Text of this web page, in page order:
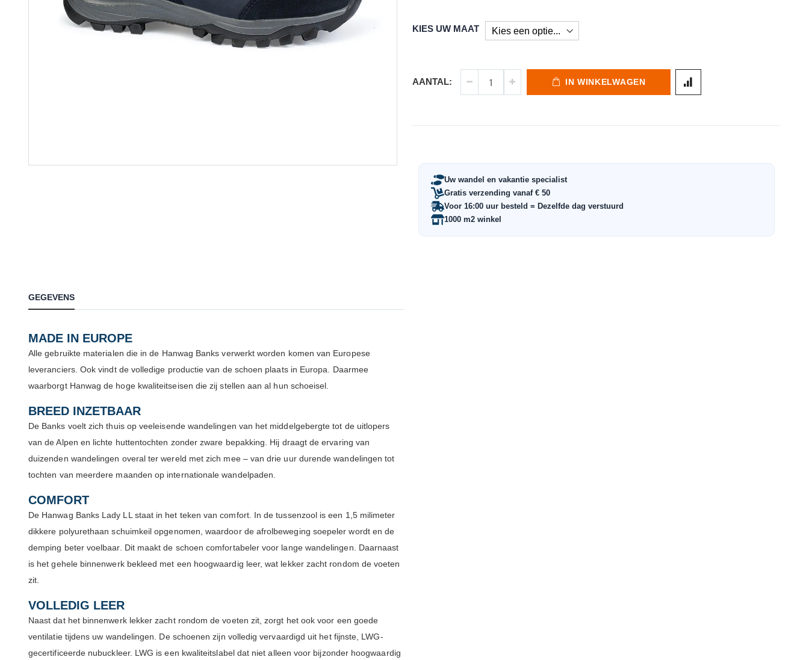
KIES UW MAAT
AANTAL: IN WINKELWAGEN
Uw wandel en vakantie specialist
Gratis verzending vanaf € 50
Voor 16:00 uur besteld = Dezelfde dag verstuurd
1000 m2 winkel
GEGEVENS
MADE IN EUROPE
Alle gebruikte materialen die in de Hanwag Banks verwerkt worden komen van Europese
leveranciers. Ook vindt de volledige productie van de schoen plaats in Europa. Daarmee
waarborgt Hanwag de hoge kwaliteitseisen die zij stellen aan al hun schoeisel.
BREED INZETBAAR
De Banks voelt zich thuis op veeleisende wandelingen van het middelgebergte tot de uitlopers
van de Alpen en lichte huttentochten zonder zware bepakking. Hij draagt de ervaring van
duizenden wandelingen overal ter wereld met zich mee – van drie uur durende wandelingen tot
tochten van meerdere maanden op internationale wandelpaden.
COMFORT
De Hanwag Banks Lady LL staat in het teken van comfort. In de tussenzool is een 1,5 milimeter
dikkere polyurethaan schuimkeil opgenomen, waardoor de afrolbeweging soepeler wordt en de
demping beter voelbaar. Dit maakt de schoen comfortabeler voor lange wandelingen. Daarnaast
is het gehele binnenwerk bekleed met een hoogwaardig leer, wat lekker zacht rondom de voeten
zit.
VOLLEDIG LEER
Naast dat het binnenwerk lekker zacht rondom de voeten zit, zorgt het ook voor een goede
ventilatie tijdens uw wandelingen. De schoenen zijn volledig vervaardigd uit het fijnste, LWG-
gecertificeerde nubuckleer. LWG is een kwaliteitslabel dat niet alleen voor bijzonder hoogwaardig